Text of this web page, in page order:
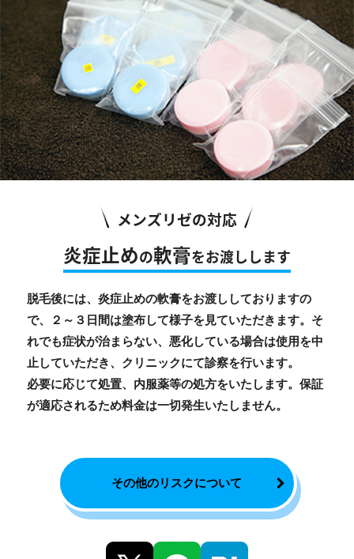
メンズリゼの対応
炎症止めの軟膏をお渡しします
脱毛後には、炎症止めの軟膏をお渡ししておりますの
で、２～３日間は塗布して様子を見ていただきます。そ
れでも症状が治まらない、悪化している場合は使用を中
止していただき、クリニックにて診察を行います。
必要に応じて処置、内服薬等の処方をいたします。保証
が適応されるため料金は一切発生いたしません。
その他のリスクについて